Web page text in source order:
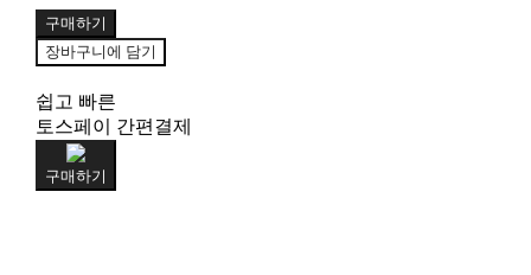
구매하기
장바구니에 담기
쉽고 빠른
토스페이 간편결제
구매하기